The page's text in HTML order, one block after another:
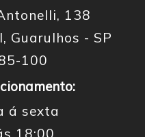
138
Guarulhos - SP
100
á sexta
18:00